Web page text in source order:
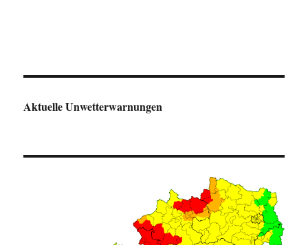
Aktuelle Unwetterwarnungen